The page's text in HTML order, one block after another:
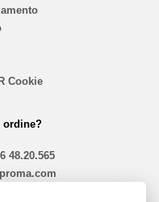
Cookie
ordine?
48.20.565